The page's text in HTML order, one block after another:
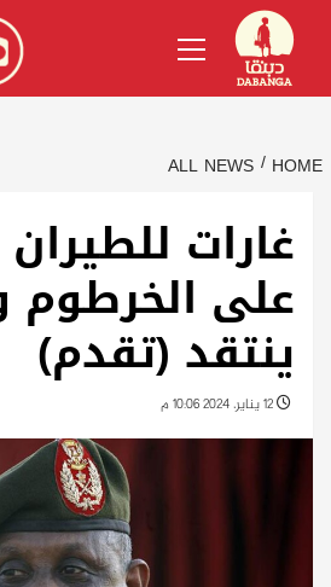
content
الإنجليزية
Menu
HOME
ALL NEWS
غارات
على الخرطوم
ينتقد (تقدم)